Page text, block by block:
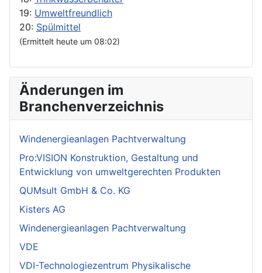
19: Umweltfreundlich
20: Spülmittel
(Ermittelt heute um 08:02)
Änderungen im
Branchenverzeichnis
Windenergieanlagen Pachtverwaltung
Pro:VISION Konstruktion, Gestaltung und
Entwicklung von umweltgerechten Produkten
QUMsult GmbH & Co. KG
Kisters AG
Windenergieanlagen Pachtverwaltung
VDE
VDI-Technologiezentrum Physikalische